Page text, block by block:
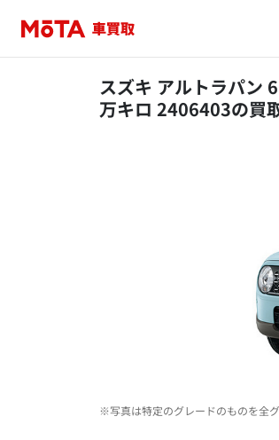
スズキ アルトラパン
万キロ 2406403の買
※写真は特定のグレードのものを全